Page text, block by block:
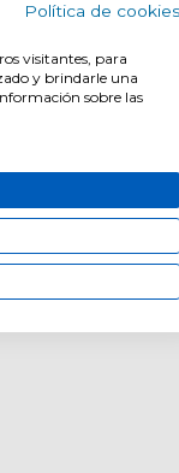
Política de cookies
visitantes, para
y brindarle una
sobre las